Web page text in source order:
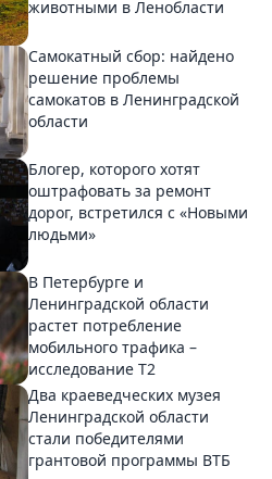
животными в Ленобласти
Самокатный сбор: найдено
решение проблемы
самокатов в Ленинградской
области
Блогер, которого хотят
оштрафовать за ремонт
дорог, встретился с «Новыми
людьми»
В Петербурге и
Ленинградской области
растет потребление
мобильного трафика –
исследование T2
Два краеведческих музея
Ленинградской области
стали победителями
грантовой программы ВТБ